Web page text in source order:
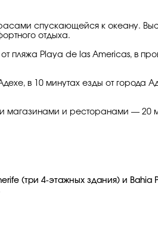
спускающейся к океану.
отдыха.
пляжа Playa de las Americas, в
в 10 минутах езды от города
магазинами и ресторанами —
(три 4-этажных здания) и